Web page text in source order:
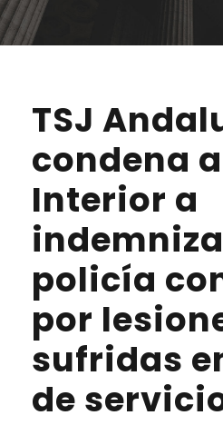
TSJ
condena
Interior a
policía
por
sufridas
de